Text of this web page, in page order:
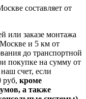
составляет от
или заказе монтажа
Москве и 5 км от
до транспортной
покупке на сумму от
счет, если
руб, кроме
а также